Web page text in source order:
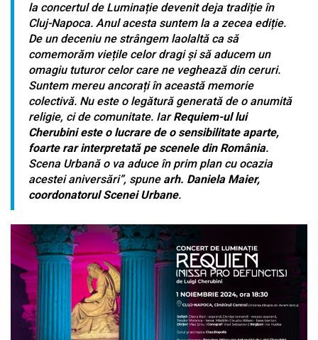
la concertul de Luminație devenit deja tradiție în
Cluj-Napoca. Anul acesta suntem la a zecea ediție.
De un deceniu ne strângem laolaltă ca să
comemorăm viețile celor dragi și să aducem un
omagiu tuturor celor care ne veghează din ceruri.
Suntem mereu ancorați în această memorie
colectivă. Nu este o legătură generată de o anumită
religie, ci de comunitate. IarRequiem-ul lui
Cherubini este o lucrare de o sensibilitate aparte,
foarte rar interpretată pe scenele din România.
Scena Urbană o va aduce în prim plan cu ocazia
acestei aniversări”, spune arh. Daniela Maier,
coordonatorul Scenei Urbane.